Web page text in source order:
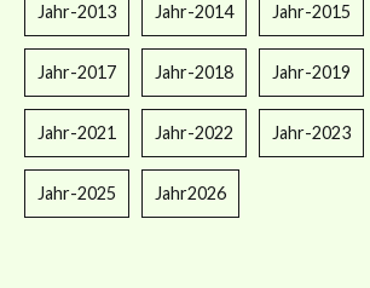
Jahr-2013 Jahr-2014 Jahr-2015
Jahr-2017 Jahr-2018 Jahr-2019
Jahr-2021 Jahr-2022 Jahr-2023
Jahr-2025 Jahr2026